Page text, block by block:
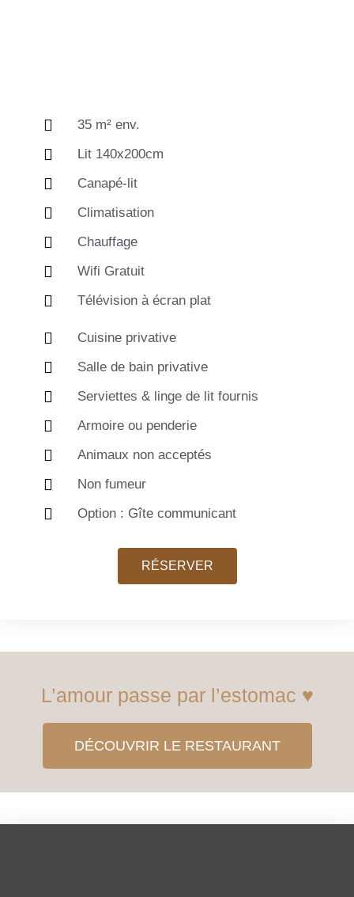
35 m² env.
Lit 140x200cm
Canapé-lit
Climatisation
Chauffage
Wifi Gratuit
Télévision à écran plat
Cuisine privative
Salle de bain privative
Serviettes & linge de lit fournis
Armoire ou penderie
Animaux non acceptés
Non fumeur
Option : Gîte communicant
RÉSERVER
L’amour passe par l’estomac ♥
DÉCOUVRIR LE RESTAURANT